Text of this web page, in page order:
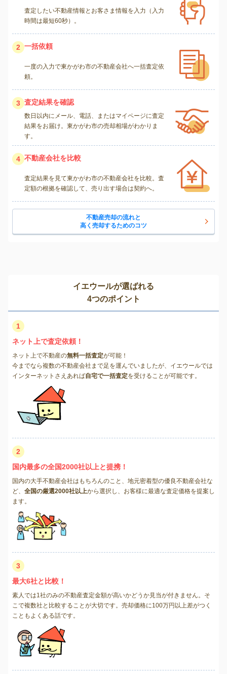
査定したい不動産情報とお客さま情報を入力（入力
時間は最短60秒）。
2 一括依頼
一度の入力で東かがわ市の不動産会社へ一括査定依
頼。
3 査定結果を確認
数日以内にメール、電話、またはマイページに査定
結果をお届け。東かがわ市の売却相場がわかりま
す。
4 不動産会社を比較
査定結果を見て東かがわ市の不動産会社を比較。査
定額の根拠を確認して、売り出す場合は契約へ。
不動産売却の流れと
高く売却するためのコツ
イエウールが選ばれる
4つのポイント
1
ネット上で査定依頼！
ネット上で不動産の無料一括査定が可能！
今までなら複数の不動産会社まで足を運んでいましたが、イエウールでは
インターネットさえあれば自宅で一括査定を受けることが可能です。
2
国内最多の全国2000社以上と提携！
国内の大手不動産会社はもちろんのこと、地元密着型の優良不動産会社な
ど、 全国の厳選2000社以上から選択し、お客様に最適な査定価格を提案し
ます。
3
最大6社と比較！
素人では1社のみの不動産査定金額が高いかどうか見当が付きません。そ
こで複数社と比較することが大切です。売却価格に100万円以上差がつく
こともよくある話です。